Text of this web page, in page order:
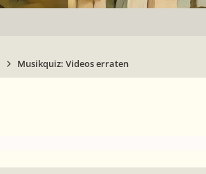
Musikquiz: Videos erraten